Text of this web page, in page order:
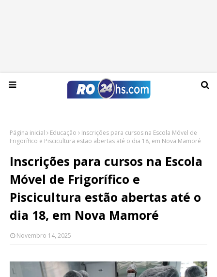
Sexta-feira, 07 de agosto de 2026
Página inicial Educação
Inscrições para cursos na Escola Móvel de
Frigorífico e Piscicultura estão abertas até o dia 18, em Nova Mamoré
Inscrições para cursos na Escola
Móvel de Frigorífico e
Piscicultura estão abertas até o
dia 18, em Nova Mamoré
Novembro 14, 2025